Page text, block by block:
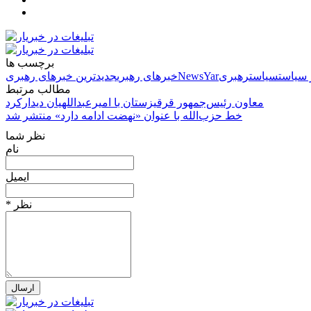
برچسب ها
خبرهای رهبریجدیدترین خبرهای رهبری NewsYar سیاستسیاسترهبری
مطالب مرتبط
معاون رئیس‌جمهور قرقیزستان با امیرعبداللهیان دیدارکرد
خط حزب‌الله با عنوان «نهضت ادامه دارد» منتشر شد
نظر شما
نام
ایمیل
* نظر